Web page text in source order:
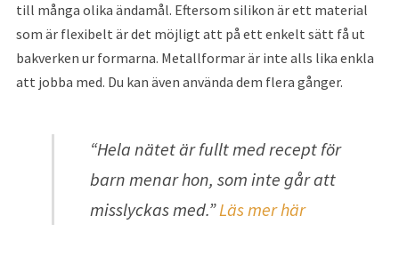
till många olika ändamål. Eftersom silikon är ett material
som är flexibelt är det möjligt att på ett enkelt sätt få ut
bakverken ur formarna. Metallformar är inte alls lika enkla
att jobba med. Du kan även använda dem flera gånger.
“Hela nätet är fullt med recept för
barn menar hon, som inte går att
misslyckas med.”Läs mer här